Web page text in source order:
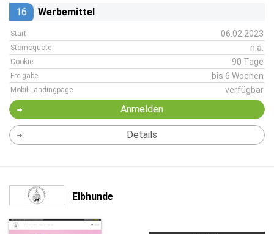
16 Werbemittel
Start 06.02.2023
Stornoquote n.a.
Cookie 90 Tage
Freigabe bis 6 Wochen
Mobil-Landingpage verfügbar
Anmelden
Details
Elbhunde